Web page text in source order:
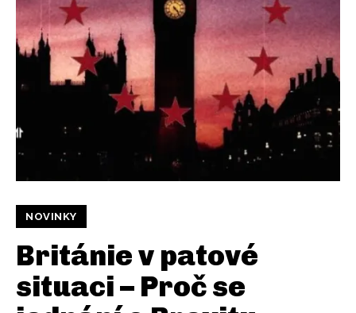
NOVINKY
Británie v patové
situaci – Proč se